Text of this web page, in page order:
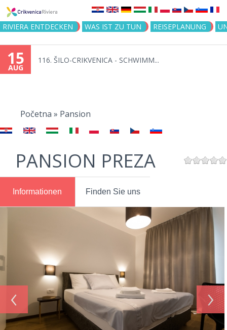
Jump to navigation
RIVIERA ENTDECKEN WAS IST ZU TUN REISEPLANUNG
15
AUG
116. ŠILO-CRIKVENICA - SCHWIMM...
here
Početna » Pansion
PANSION PREZA
Informationen Finden Sie uns
‹ ›